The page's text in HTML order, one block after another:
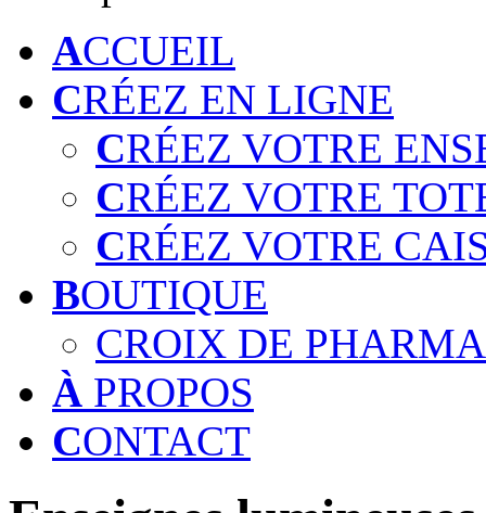
ACCUEIL
CRÉEZ EN LIGNE
CRÉEZ VOTRE
CRÉEZ VOTRE
CRÉEZ VOTRE
BOUTIQUE
CROIX DE
À PROPOS
CONTACT